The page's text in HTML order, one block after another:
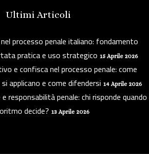
Ultimi Articoli
processo penale italiano: fondamento
pratica e uso strategico 15 Aprile 2026
e confisca nel processo penale: come
applicano e come difendersi 14 Aprile 2026
responsabilità penale: chi risponde quando
decide? 13 Aprile 2026